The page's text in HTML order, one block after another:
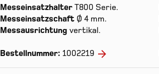
Messeinsatzhalter T800 Serie.
Messeinsatzschaft Ø 4 mm.
Messausrichtung vertikal.
Bestellnummer: 1002219